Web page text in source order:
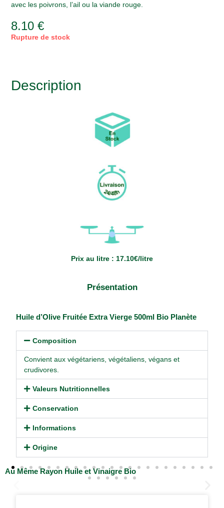
avec les poivrons, l’ail ou la viande rouge.
8.10€
Rupture de stock
Description
Prix au litre : 17.10€/litre
Présentation
Huile d’Olive Fruitée Extra Vierge 500ml Bio Planète
Composition
Convient aux végétariens, végétaliens, végans et
crudivores.
Valeurs Nutritionnelles
Conservation
Informations
Origine
Au Même Rayon Huile et Vinaigre Bio
Huile d’Amande Douce 25cl Emile
NOEL 9.10€
Cette Huile-d’amande-douce-Emile-Noël peu colorée pressée à
partir du noyau des amandes présente une saveur fine et